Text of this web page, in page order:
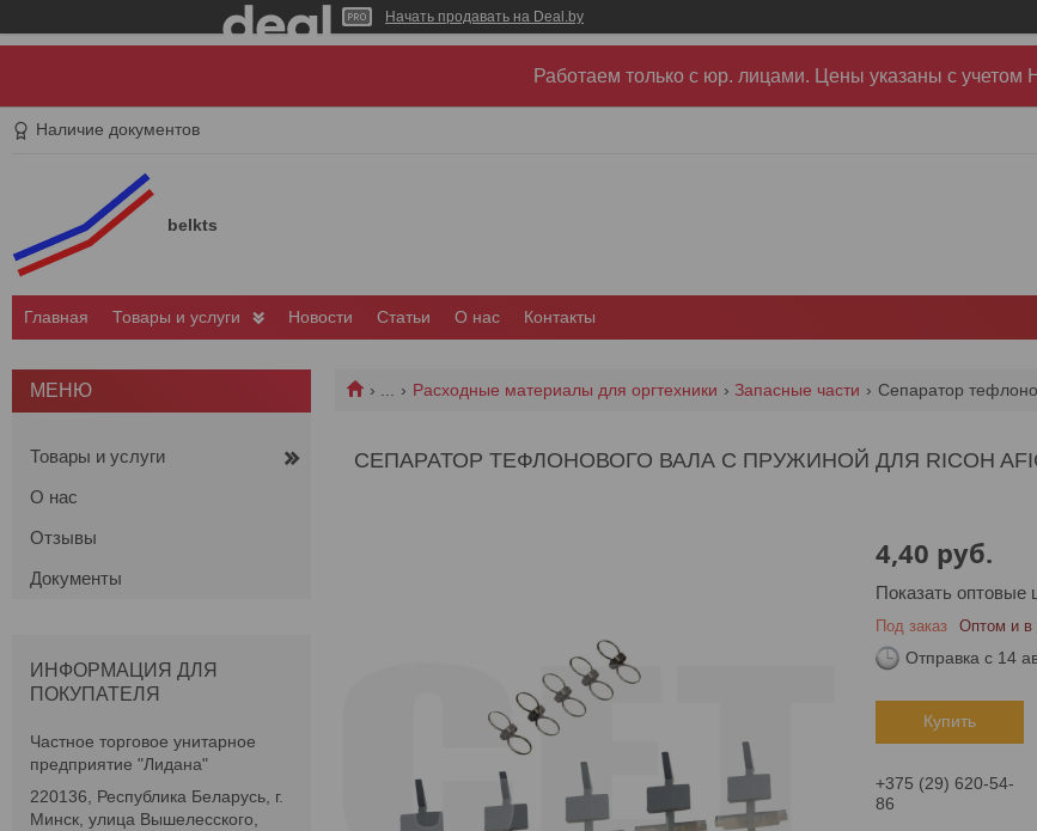
Начать продавать на Deal.by
Работаем только с юр. лицами. Цены указаны c учетом
Наличие документов
belkts
Главная Товары и услуги Новости Статьи О нас Контакты
Расходные материалы для оргтехники Запасные части
СЕПАРАТОР ТЕФЛОНОВОГО ВАЛА С ПРУЖИНОЙ ДЛЯ RICOH
4,40 руб.
Показать оптовые
Под заказ Оптом и в
Отправка с 14
Купить
+375 (29) 620-54-
86
Товары и услуги
О нас
Отзывы
Документы
ИНФОРМАЦИЯ ДЛЯ
ПОКУПАТЕЛЯ
Частное торговое унитарное
предприятие "Лидана"
220136, Республика Беларусь, г.
Минск, улица Вышелесского,